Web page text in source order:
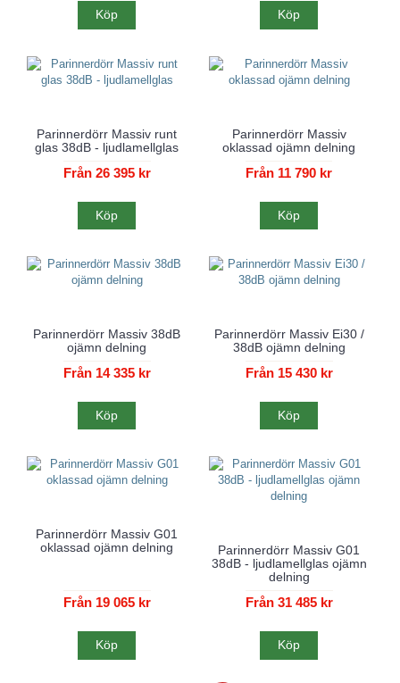
Köp Köp
Parinnerdörr Massiv runt
glas 38dB - ljudlamellglas
Från 26 395 kr
Köp
Parinnerdörr Massiv
oklassad ojämn delning
Från 11 790 kr
Köp
Parinnerdörr Massiv 38dB
ojämn delning
Från 14 335 kr
Köp
Parinnerdörr Massiv Ei30 /
38dB ojämn delning
Från 15 430 kr
Köp
Parinnerdörr Massiv G01
oklassad ojämn delning
Från 19 065 kr
Köp
Parinnerdörr Massiv G01
38dB - ljudlamellglas ojämn
delning
Från 31 485 kr
Köp